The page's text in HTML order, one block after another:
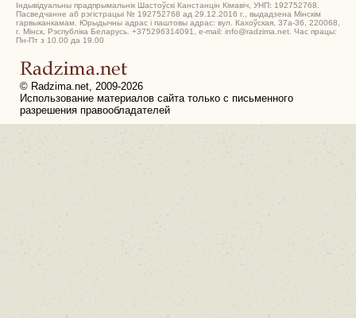
Індывідуальны прадпрымальнік Шастоўскі Канстанцін Кімавіч, УНП: 192752768.
Пасведчанне аб рэгістрацыі № 192752768 ад 29.12.2016 г., выдадзена Мінскім
гарвыканкамам. Юрыдычны адрас і паштовы адрас: вул. Кахоўская, 37а-36, 220068,
г. Мінск, Рэспубліка Беларусь. +375296314091, e-mail: info@radzima.net. Час працы:
Пн-Пт з 10.00 да 19.00
© Radzima.net, 2009-2026
Использование материалов сайта только с письменного
разрешения правообладателей